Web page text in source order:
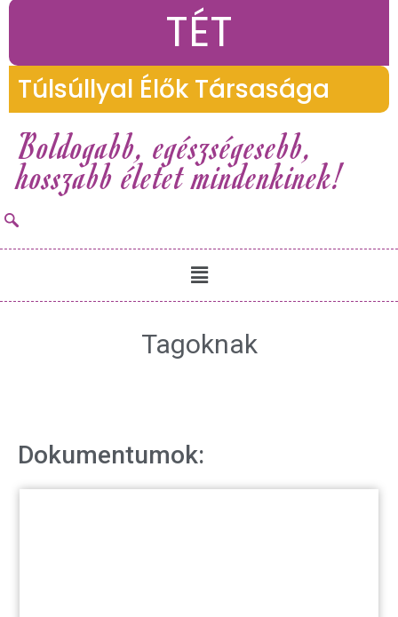
TÉT
Túlsúllyal Élők Társasága
Boldogabb, egészségesebb,
hosszabb életet mindenkinek!
Tagoknak
Dokumentumok: